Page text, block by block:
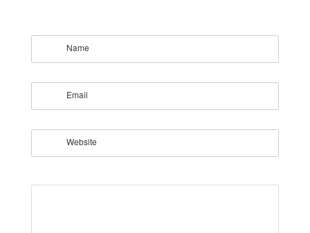
Name
Email
Website